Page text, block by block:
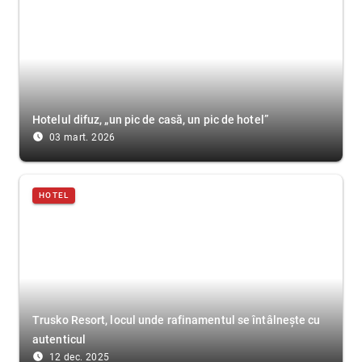
Hotelul difuz, „un pic de casă, un pic de hotel”
access_time_filled 03 mart. 2026
HOTEL
Trusko Resort, locul unde rafinamentul se întâlnește cu
autenticul
access_time_filled 12 dec. 2025